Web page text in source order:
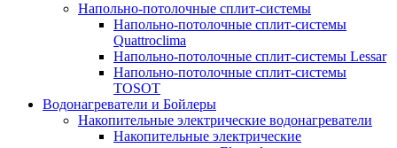
Напольно-потолочные сплит-системы
Напольно-потолочные сплит-системы
Quattroclima
Напольно-потолочные сплит-системы Lessar
Напольно-потолочные сплит-системы
TOSOT
Водонагреватели и Бойлеры
Накопительные электрические водонагреватели
Накопительные электрические